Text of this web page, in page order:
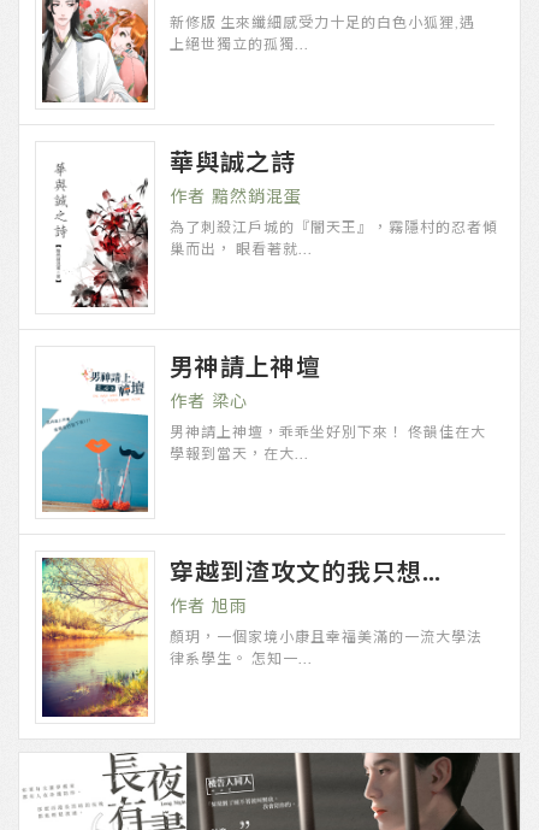
新修版 生來纖細感受力十足的白色小狐狸,遇
上絕世獨立的孤獨...
華與誠之詩
黯然銷混蛋
為了刺殺江戶城的『闇天王』，霧隱村的忍者傾
巢而出， 眼看著就...
男神請上神壇
梁心
男神請上神壇，乖乖坐好別下來！ 佟韻佳在大
學報到當天，在大...
穿越到渣攻文的我只想...
旭雨
顏玥，一個家境小康且幸福美滿的一流大學法
律系學生。 怎知一...